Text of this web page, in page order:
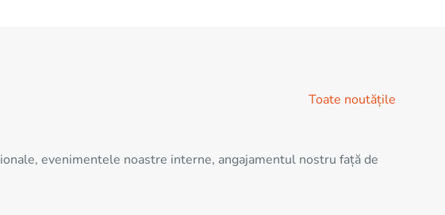
evenimentele noastre interne, angajamentul nostru față de
Toate noutățile